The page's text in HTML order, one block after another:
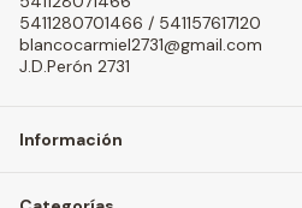
5411280701466 / 541157617120
blancocarmiel2731@gmail.com
J.D.Perón 2731
Información